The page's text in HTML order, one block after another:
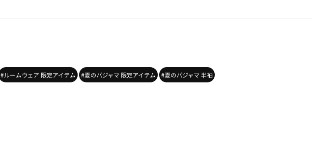
#ルームウェア 限定アイテム #夏のパジャマ 限定アイテム #夏のパジャマ 半袖